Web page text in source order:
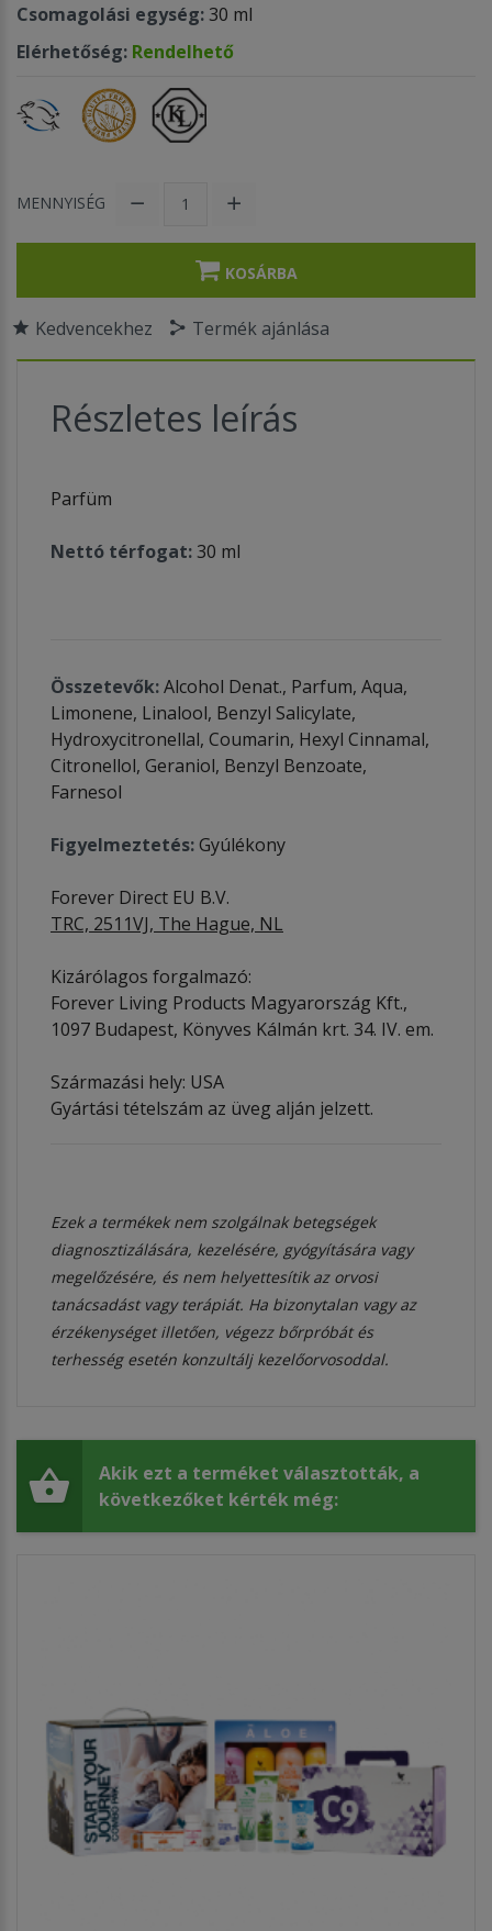
Csomagolási egység:30 ml
Elérhetőség: Rendelhető
MENNYISÉG
KOSÁRBA
Kedvencekhez Termék ajánlása
Részletes leírás
Parfüm
Nettó térfogat:30 ml
Összetevők:Alcohol Denat., Parfum, Aqua,
Limonene, Linalool, Benzyl Salicylate,
Hydroxycitronellal, Coumarin, Hexyl Cinnamal,
Citronellol, Geraniol, Benzyl Benzoate,
Farnesol
Figyelmeztetés:Gyúlékony
Forever Direct EU B.V.
TRC, 2511VJ, The Hague, NL
Kizárólagos forgalmazó:
Forever Living Products Magyarország Kft.,
1097 Budapest, Könyves Kálmán krt. 34. IV. em.
Származási hely: USA
Gyártási tételszám az üveg alján jelzett.
Ezek a termékek nem szolgálnak betegségek
diagnosztizálására, kezelésére, gyógyítására vagy
megelőzésére, és nem helyettesítik az orvosi
tanácsadást vagy terápiát. Ha bizonytalan vagy az
érzékenységet illetően, végezz bőrpróbát és
terhesség esetén konzultálj kezelőorvosoddal.
Akik ezt a terméket választották, a
következőket kérték még: